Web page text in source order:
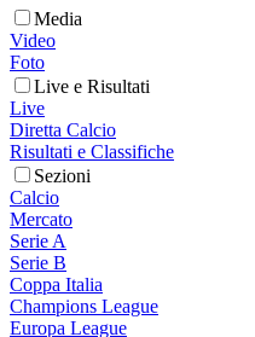
Media
Video
Foto
Live e Risultati
Live
Diretta Calcio
Risultati e Classifiche
Sezioni
Calcio
Mercato
Serie A
Serie B
Coppa Italia
Champions League
Europa League